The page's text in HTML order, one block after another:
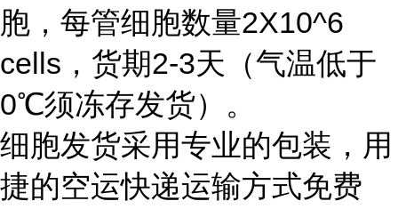
胞，每管细胞数量2X10^6
cells，货期2-3天（气温低于
0℃须冻存发货）。
细胞发货采用专业的包装，用
捷的空运快递运输方式免费